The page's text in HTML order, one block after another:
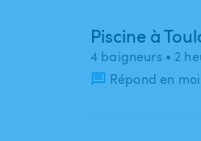
Piscine à
4 baigneurs • 2
Répond en